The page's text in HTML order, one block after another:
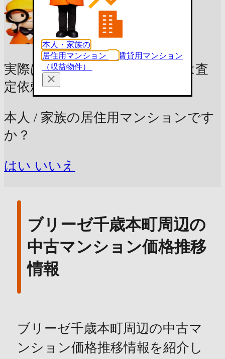
実際はいくらで売れる？
まずは査
定依頼
本人 / 家族の居住用マンションです
か？
はい いいえ
ブリーゼ千歳本町周辺の
中古マンション価格推移
情報
ブリーゼ千歳本町周辺の中古マ
ンション価格推移情報を紹介し
本人・家族の
居住用マンション
賃貸用マンション
（収益物件）